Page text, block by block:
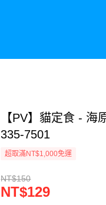
【PV】貓定食 - 海
335-7501
超取滿NT$1,000免運
NT$150
NT$129